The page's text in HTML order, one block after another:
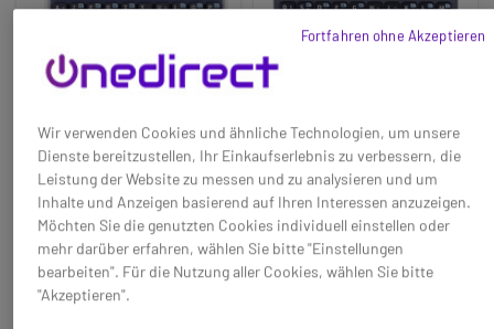
Alcatel ALE-100
Abnehmbare,
benutzerfreundliche Tastatur.
Die magnetische
Buchstabentastatur ALE 100
von Alcatel ist mit den
Modellen ALE 300, ALE 400
48,95 €
38,95 € -20%
Alcatel-Lucent ALE-10
Einfach und praktisch. Die
Alcatel ALE 10 magnetische
Buchstabentastatur kann nur
in das Modell ALE 30H aus der
Essential Reihe eingebaut
36,95 €
24,95 € -32%
Wir verwenden Cookies und ähnliche Technologien, um unsere
Dienste bereitzustellen, Ihr Einkaufserlebnis zu verbessern, die
Leistung der Website zu messen und zu analysieren und um
Inhalte und Anzeigen basierend auf Ihren Interessen anzuzeigen.
Möchten Sie die genutzten Cookies individuell einstellen oder
mehr darüber erfahren, wählen Sie bitte "Einstellungen
bearbeiten". Für die Nutzung aller Cookies, wählen Sie bitte
"Akzeptieren".
Fortfahren ohne Akzeptieren